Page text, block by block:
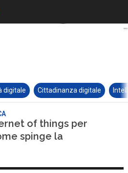
digitale Cittadinanza digitale
of things per
spinge la